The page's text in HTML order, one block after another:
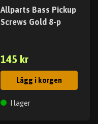
Allparts Bass Pickup
Screws Gold 8-p
145 kr
Lägg i korgen
I lager